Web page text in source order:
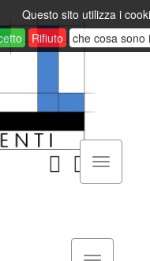
Questo sito utilizza i
Rifiuto che cosa sono